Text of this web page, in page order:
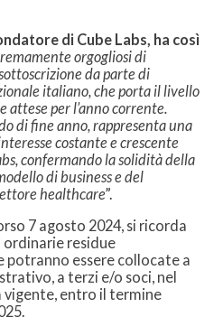
di Cube Labs, ha così
orgogliosi di
da parte di
italiano, che porta il livello
per l’anno corrente.
di fine anno, rappresenta una
costante e crescente
confermando la solidità della
di business e del
healthcare”.
7 agosto 2024, si ricorda
ordinarie residue
potranno essere collocate a
a terzi e/o soci, nel
entro il termine